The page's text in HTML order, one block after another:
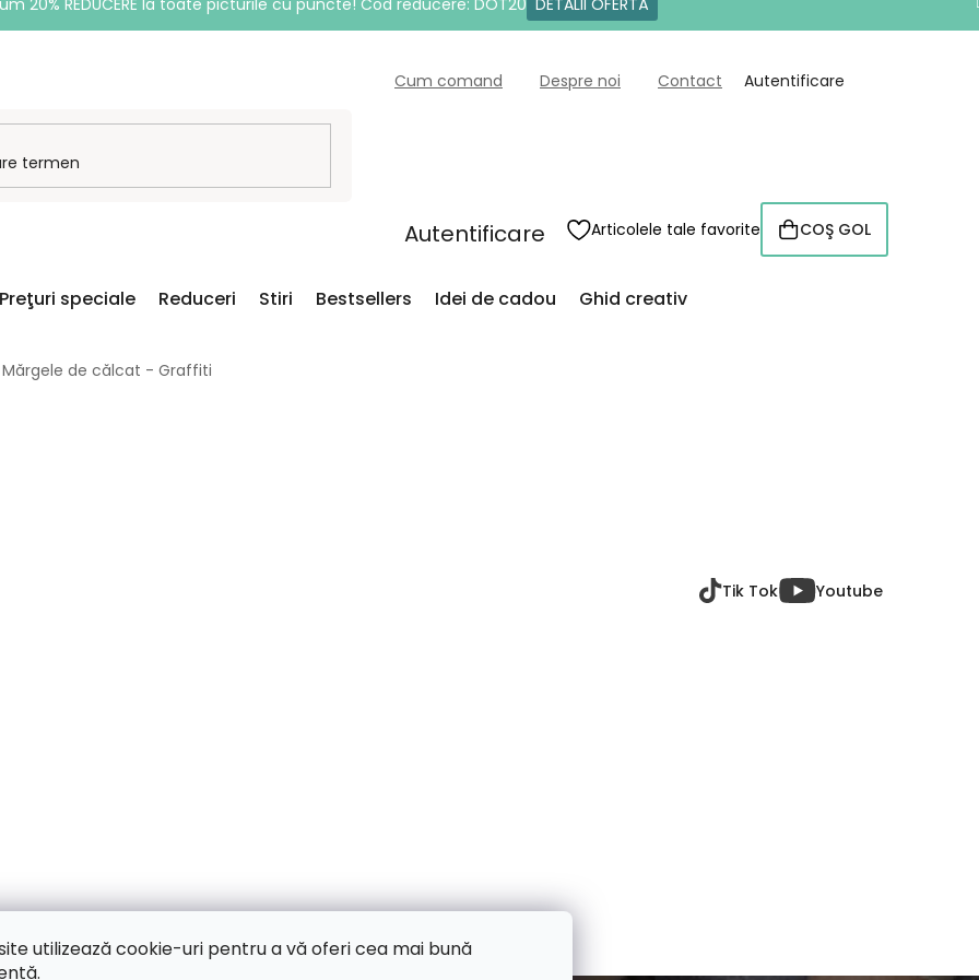
utilizează cookie-uri pentru a vă oferi cea mai bună
20% REDUCERE la toate picturile cu puncte! Cod reducere: DOT20 DETALII OFERTĂ
Cum comand Despre noi Contact Autentificare
Autentificare Articolele tale favorite
COŞ
DE
COŞ GOL
Preţuri speciale Reduceri Stiri Bestsellers Idei de cadou Ghid creativ
Mărgele de călcat - Graffiti
Tik Tok Youtube